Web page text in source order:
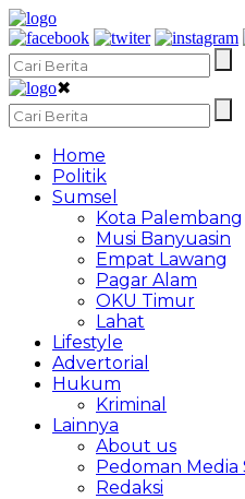
✖
Home
Politik
Sumsel
Kota Palembang
Musi Banyuasin
Empat Lawang
Pagar Alam
OKU Timur
Lahat
Lifestyle
Advertorial
Hukum
Kriminal
Lainnya
About us
Pedoman Media
Redaksi